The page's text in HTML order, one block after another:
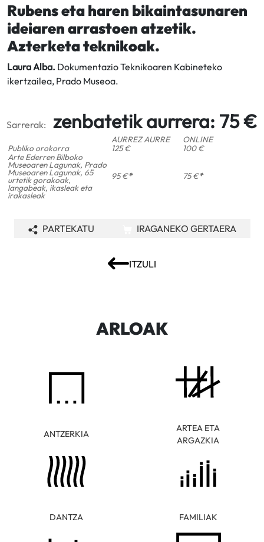
Rubens eta haren bikaintasunaren
ideiaren arrastoen atzetik.
Azterketa teknikoak.
Laura Alba. Dokumentazio Teknikoaren Kabineteko
ikertzailea, Prado Museoa.
Sarrerak: zenbatetik aurrera: 75 €
AURREZ AURRE
ONLINE
Publiko orokorra
125 €
100 €
Arte Ederren Bilboko
Museoaren Lagunak, Prado
Museoaren Lagunak, 65
urtetik gorakoak,
langabeak, ikasleak eta
irakasleak
95 €* 75 €*
ITZULI
PARTEKATU IRAGANEKO GERTAERA
ARLOAK
ANTZERKIA
ARTEA ETA
ARGAZKIA
DANTZA FAMILIAK